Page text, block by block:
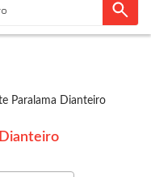
Paralama Dianteiro